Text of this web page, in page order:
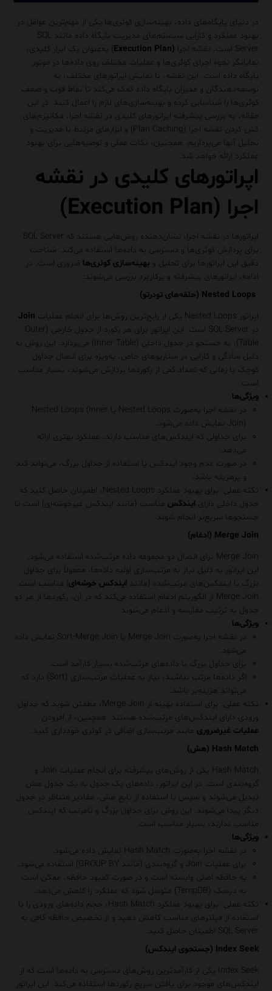
در دنیای پایگاه‌های داده، بهینه‌سازی کوئری‌ها یکی از مهم‌ترین عوامل در
بهبود عملکرد و کارایی سیستم‌های مدیریت پایگاه داده مانند SQL
Server است. نقشه اجرا
(
Execution Plan) به‌عنوان یک ابزار کلیدی،
نمایانگر نحوه اجرای کوئری‌ها و عملیات مختلف روی داده‌ها در موتور
پایگاه داده است. این نقشه، با نمایش اپراتورهای مختلف، به
توسعه‌دهندگان و مدیران پایگاه داده کمک می‌کند تا نقاط قوت و ضعف
کوئری‌ها را شناسایی کرده و بهینه‌سازی‌های لازم را اعمال کنند. در این
مقاله، به بررسی پیشرفته اپراتورهای کلیدی در نقشه اجرا، مکانیزم‌های
کش کردن نقشه اجرا (Plan Caching) و ابزارهای مرتبط با مدیریت و
تحلیل آنها می‌پردازیم. همچنین، نکات عملی و توصیه‌هایی برای بهبود
عملکرد ارائه خواهد شد.
اپراتورهای کلیدی در نقشه
اجرا (Execution Plan)
اپراتورها در نقشه اجرا، نشان‌دهنده روش‌هایی هستند که SQL Server
برای پردازش کوئری‌ها و دسترسی به داده‌ها استفاده می‌کند. شناخت
دقیق این اپراتورها برای تحلیل و بهینه‌سازی کوئری‌ها ضروری است. در
ادامه، اپراتورهای پیشرفته و پرکاربرد بررسی می‌شوند:
Nested Loops (حلقه‌های تودرتو)
اپراتور Nested Loops یکی از رایج‌ترین روش‌ها برای انجام عملیات Join
در SQL Server است. این اپراتور برای هر رکورد از جدول خارجی (Outer
Table)، به جستجو در جدول داخلی (Inner Table) می‌پردازد. این روش به
دلیل سادگی و کارایی در سناریوهای خاص، به‌ویژه برای اتصال جداول
کوچک یا زمانی که تعداد کمی از رکوردها پردازش می‌شوند، بسیار مناسب
است.
ویژگی‌ها
در نقشه اجرا به‌صورت Nested Loops یا Nested Loops (Inner
Join) نمایش داده می‌شود.
برای جداولی که ایندکس‌های مناسب دارند، عملکرد بهتری ارائه
می‌دهد.
در صورت عدم وجود ایندکس یا استفاده از جداول بزرگ، می‌تواند کند
و پرهزینه باشد.
نکته عملی
: برای بهبود عملکرد Nested Loops، اطمینان حاصل کنید که
جدول داخلی دارای ایندکس مناسب (مانند ایندکس غیرخوشه‌ای) است تا
جستجوها سریع‌تر انجام شوند.
Merge Join (ادغام)
Merge Join برای اتصال دو مجموعه داده مرتب‌شده استفاده می‌شود.
این اپراتور به دلیل نیاز به مرتب‌سازی اولیه داده‌ها، معمولاً برای جداول
بزرگ با ایندکس‌های مرتب‌شده (مانند ایندکس خوشه‌ای) مناسب است.
Merge Join از الگوریتم ادغام استفاده می‌کند که در آن، رکوردها از هر دو
جدول به ترتیب مقایسه و ادغام می‌شوند.
ویژگی‌ها
در نقشه اجرا به‌صورت Merge Join یا Sort-Merge Join نمایش داده
می‌شود.
برای جداول بزرگ با داده‌های مرتب‌شده بسیار کارآمد است.
اگر داده‌ها مرتب نباشند، نیاز به عملیات مرتب‌سازی (Sort) دارد که
می‌تواند هزینه‌بر باشد.
نکته عملی
: برای استفاده بهینه از Merge Join، مطمئن شوید که جداول
ورودی دارای ایندکس‌های مرتب‌شده هستند. همچنین، از افزودن
عملیات غیرضروری مانند مرتب‌سازی اضافی در کوئری خودداری کنید.
Hash Match (هش)
Hash Match
یکی از روش‌های پیشرفته برای انجام عملیات Join و
گروه‌بندی است. در این اپراتور، داده‌های یک جدول به یک جدول هش
تبدیل می‌شوند و سپس با استفاده از تابع هش، مقادیر متناظر در جدول
دیگر پیدا می‌شوند. این روش برای جداول بزرگ و نامرتب که ایندکس
مناسب ندارند، بسیار مناسب است.
ویژگی‌ها
در نقشه اجرا به‌صورت Hash Match نمایش داده می‌شود.
برای عملیات Join و گروه‌بندی (مانند
GROUP BY) استفاده می‌شود.
به حافظه اصلی وابسته است و در صورت کمبود حافظه، ممکن است
به دیسک (TempDB) متوسل شود که عملکرد را کاهش می‌دهد.
نکته عملی
: برای بهبود عملکرد Hash Match، حجم داده‌های ورودی را با
استفاده از فیلترهای مناسب کاهش دهید و از تخصیص حافظه کافی به
SQL Server اطمینان حاصل کنید.
Index Seek (جستجوی ایندکس)
Index Seek یکی از کارآمدترین روش‌های دسترسی به داده‌ها است که از
ایندکس‌های موجود برای یافتن سریع رکوردها استفاده می‌کند. این اپراتور